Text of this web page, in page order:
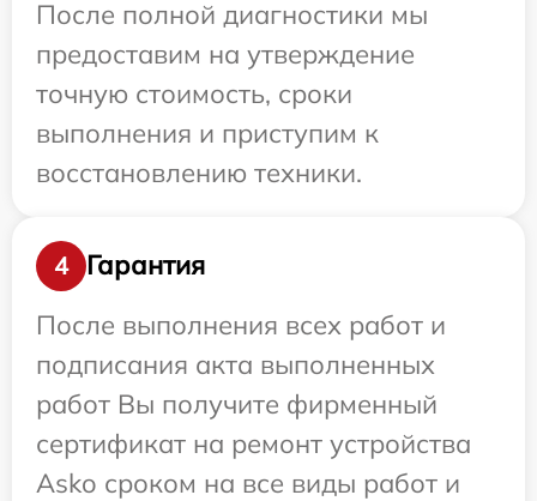
После полной диагностики мы
предоставим на утверждение
точную стоимость, сроки
выполнения и приступим к
восстановлению техники.
4
Гарантия
После выполнения всех работ и
подписания акта выполненных
работ Вы получите фирменный
сертификат на ремонт устройства
Asko сроком на все виды работ и